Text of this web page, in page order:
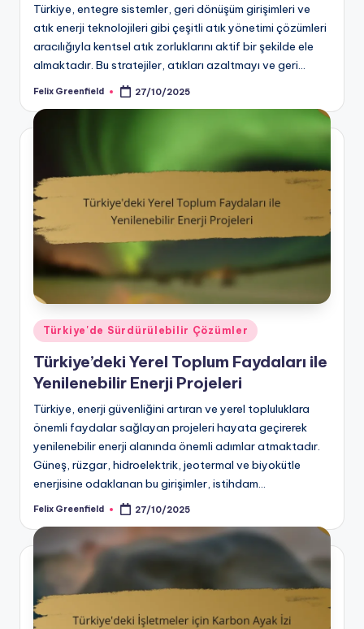
Türkiye, entegre sistemler, geri dönüşüm girişimleri ve
atık enerji teknolojileri gibi çeşitli atık yönetimi çözümleri
aracılığıyla kentsel atık zorluklarını aktif bir şekilde ele
almaktadır. Bu stratejiler, atıkları azaltmayı ve geri…
Posted
Felix Greenfield 27/10/2025
Posted
in
Türkiye'de Sürdürülebilir Çözümler
Türkiye’deki Yerel Toplum Faydaları ile
Yenilenebilir Enerji Projeleri
Türkiye, enerji güvenliğini artıran ve yerel topluluklara
önemli faydalar sağlayan projeleri hayata geçirerek
yenilenebilir enerji alanında önemli adımlar atmaktadır.
Güneş, rüzgar, hidroelektrik, jeotermal ve biyokütle
enerjisine odaklanan bu girişimler, istihdam…
Posted
Felix Greenfield 27/10/2025